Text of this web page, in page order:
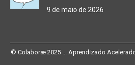
9 de maio de 2026
© Colaboræ 2025 ... Aprendizado